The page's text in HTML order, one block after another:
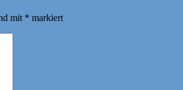
mit * markiert